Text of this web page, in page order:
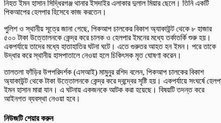
নিহত ইমন হাসান সিদ্ধিরগঞ্জ থানার ইসদাইর এলাকার দুলাল মিয়ার ছেলে। তিনি একটি
পিকআপের হেলপার হিসেবে কাজ করতেন।
পুলিশ ও স্থানীয় সূত্রে জানা গেছে, পিকআপ চালকের বিকাশ অ্যাকাউন্ট থেকে ৮ হাজার
৫০০ টাকা উত্তোলনকে কেন্দ্র করে চালক ও হেলপার ইমনের মধ্যে তর্কাতর্কি শুরু হয়।
একপর্যায়ে তাদের মধ্যে হাতাহাতির ঘটনা ঘটে। এতে গুরুতর আহত হন ইমন। পরে তাকে
উদ্ধার করে স্থানীয় হাসপাতালে নেওয়া হলে চিকিৎসক মৃত ঘোষণা করেন।
তালতলা ফাঁড়ির উপপরিদর্শক (এসআই) মামুনুর রশিদ বলেন, পিকআপ চালকের বিকাশ
অ্যাকাউন্ট থেকে টাকা উত্তোলনকে কেন্দ্র করে দ্বন্দ্বের সৃষ্টি হয়। একপর্যায়ে সংঘর্ষে
ইমন হাসান মারা যান। এ ঘটনায় একজনকে আটক করা হয়েছে। বিষয়টি তদন্ত করে
আইনগত ব্যবস্থা নেওয়া হবে।
নিউজটি শেয়ার করুন